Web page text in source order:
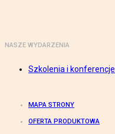
NASZE WYDARZENIA
Szkolenia i konferencje
MAPA STRONY
OFERTA PRODUKTOWA